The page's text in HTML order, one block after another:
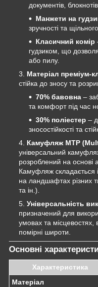
документів,
Манжети на
зручності та
Класичний комір
гудзиком, що
або пилу.
Матеріал преміум-
стійка до зносу та
70% бавовна –
та комфорт під час
30% поліестер –
зносостійкості та
Камуфляж MTP
універсальний
розроблений на основі
Камуфляж складається
на ландшафтах різних
та ін.).
Універсальність
призначений для
умовах та місцевостях,
помірні широти.
Основні
Характеристика
Матеріал